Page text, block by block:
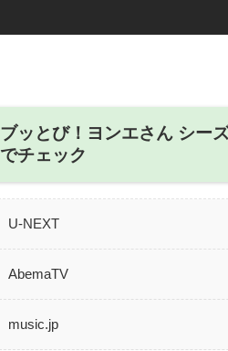
ブッとび！ヨンエさん シー
でチェック
U-NEXT
AbemaTV
music.jp